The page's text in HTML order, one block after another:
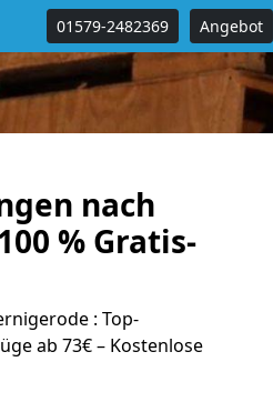
01579-2482369 Angebot
nach
% Gratis-
: Top-
ab 73€ – Kostenlose